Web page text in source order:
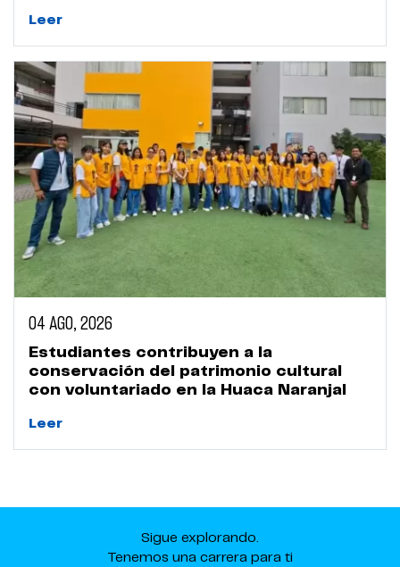
Leer
04 AGO, 2026
Estudiantes contribuyen a la
conservación del patrimonio cultural
con voluntariado en la Huaca Naranjal
Leer
Sigue explorando.
Tenemos una carrera para ti